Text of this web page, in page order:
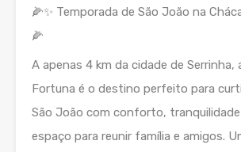
🌽✨ Temporada de São João na
🌽
A apenas 4 km da cidade de Serrinha,
Fortuna é o destino perfeito para
São João com conforto,
espaço para reunir família e amigos.